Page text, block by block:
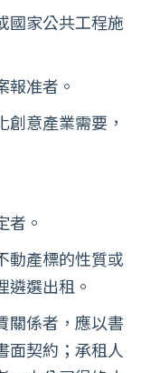
國家公共工程施
報准者。
創意產業需要，
者。
動產標的性質或
遴選出租。
關係者，應以書
面契約；承租人